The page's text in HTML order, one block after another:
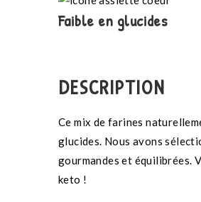
Faible en glucides
DESCRIPTION
Ce mix de farines
glucides. Nous avons
gourmandes et équilibrées.
keto !